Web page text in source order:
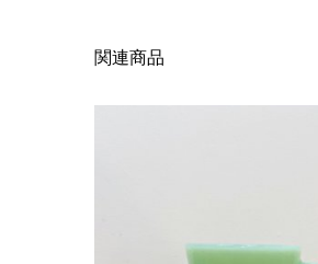
関連商品